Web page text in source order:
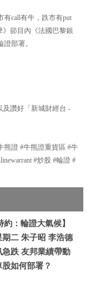
call有牛，跌市有put
》節目內《法國巴黎銀
部署。
及讚好「新城財經台 -
熊證 #牛熊證重貨區 #牛
#炒股 #輪證 #
約：輪證大氣候】
期二 朱子昭 李浩德
跌 友邦業績帶動
如何部署？